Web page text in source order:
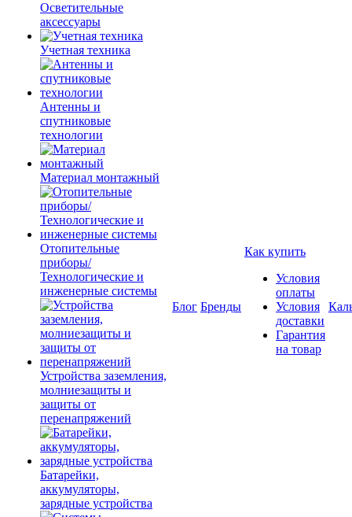
Осветительные
аксессуары
Учетная техника
Антенны и
спутниковые
технологии
Материал монтажный
Отопительные
приборы/
Технологические и
инженерные системы
Устройства заземления,
молниезащиты и
защиты от
перенапряжений
Батарейки,
аккумуляторы,
зарядные устройства
Блог Бренды
Как купить
Условия
оплаты
Условия
доставки
Гарантия
на товар